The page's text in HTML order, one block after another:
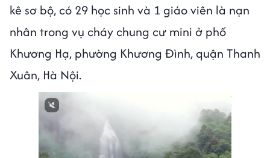
kê sơ bộ, có 29 học sinh và 1 giáo viên là nạn
nhân trong vụ cháy chung cư mini ở phố
Khương Hạ, phường Khương Đình, quận Thanh
Xuân, Hà Nội.